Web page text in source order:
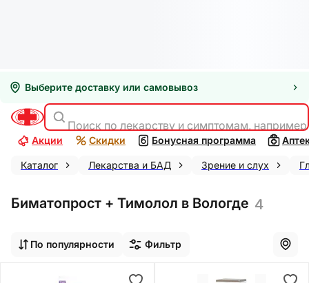
Выберите доставку или самовывоз
Поиск по лекарству и симптомам,
Акции Скидки Бонусная программа
Каталог Лекарства и БАД Зрение и слух
Биматопрост + Тимолол в Вологде 4
По популярности Фильтр